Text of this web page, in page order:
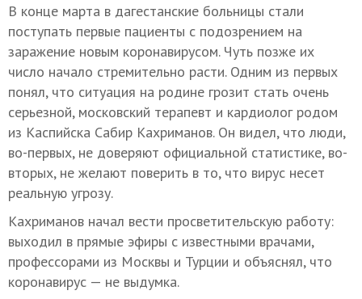
В конце марта в дагестанские больницы стали
поступать первые пациенты с подозрением на
заражение новым коронавирусом. Чуть позже их
число начало стремительно расти. Одним из первых
понял, что ситуация на родине грозит стать очень
серьезной, московский терапевт и кардиолог родом
из Каспийска Сабир Кахриманов. Он видел, что люди,
во-первых, не доверяют официальной статистике, во-
вторых, не желают поверить в то, что вирус несет
реальную угрозу.
Кахриманов начал вести просветительскую работу:
выходил в прямые эфиры с известными врачами,
профессорами из Москвы и Турции и объяснял, что
коронавирус — не выдумка.